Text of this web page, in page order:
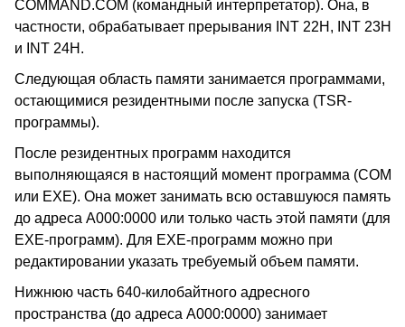
COMMAND.COM (командный интерпретатор). Она, в
частности, обрабатывает прерывания INT 22H, INT 23H
и INT 24H.
Следующая область памяти занимается программами,
остающимися резидентными после запуска (TSR-
программы).
После резидентных программ находится
выполняющаяся в настоящий момент программа (COM
или EXE). Она может занимать всю оставшуюся память
до адреса A000:0000 или только часть этой памяти (для
EXE-программ). Для EXE-программ можно при
редактировании указать требуемый объем памяти.
Нижнюю часть 640-килобайтного адресного
пространства (до адреса A000:0000) занимает